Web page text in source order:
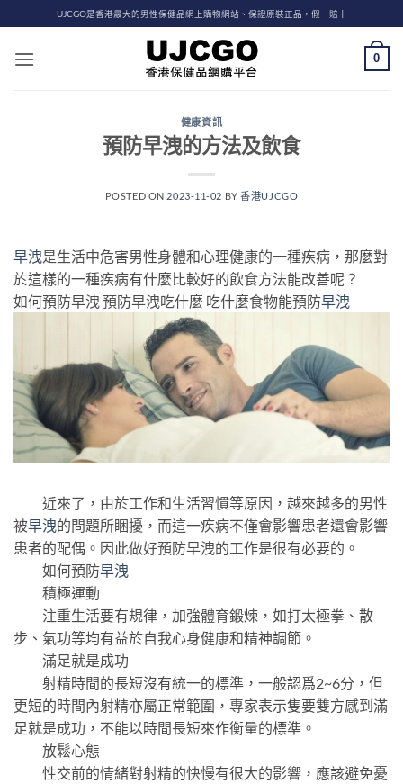
to
content
UJCGO是香港最大的男性保健品網上購物網站、保證原裝正品，假一賠十
0
健康資訊
預防早洩的方法及飲食
POSTED ON 2023-11-02 BY香港UJCGO
早洩是生活中危害男性身體和心理健康的一種疾病，那麼對
於這樣的一種疾病有什麼比較好的飲食方法能改善呢？
如何預防早洩 預防早洩吃什麼 吃什麼食物能預防早洩
近來了，由於工作和生活習慣等原因，越來越多的男性
被早洩的問題所睏擾，而這一疾病不僅會影響患者還會影響
患者的配偶。因此做好預防早洩的工作是很有必要的。
如何預防早洩
積極運動
注重生活要有規律，加強體育鍛煉，如打太極拳、散
步、氣功等均有益於自我心身健康和精神調節。
滿足就是成功
射精時間的長短沒有統一的標準，一般認爲2~6分，但
更短的時間內射精亦屬正常範圍，專家表示隻要雙方感到滿
足就是成功，不能以時間長短來作衡量的標準。
放鬆心態
性交前的情緒對射精的快慢有很大的影響，應該避免憂